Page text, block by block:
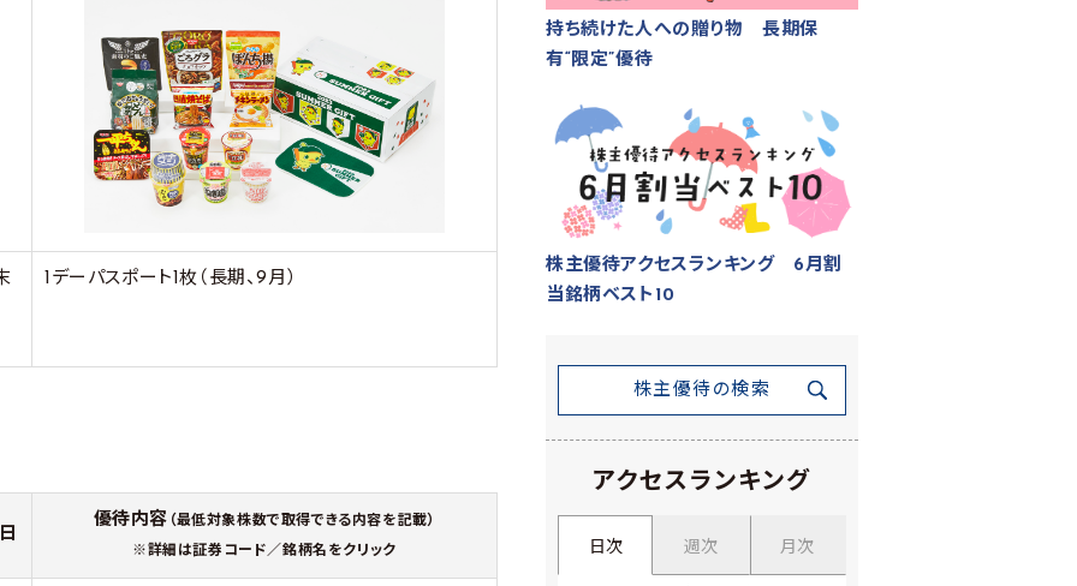
1デーパスポート1枚（長期、9月）
優待内容 （最低対象株数で取得できる内容を記載）
※詳細は証券コード／銘柄名をクリック
持ち続けた人への贈り物 長期保
有“限定”優待
株主優待アクセスランキング 6月割
当銘柄ベスト10
株主優待の検索
アクセスランキング
日次 週次 月次